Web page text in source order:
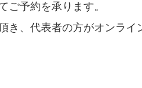
ご予約を承ります。
き、代表者の方がオンライ